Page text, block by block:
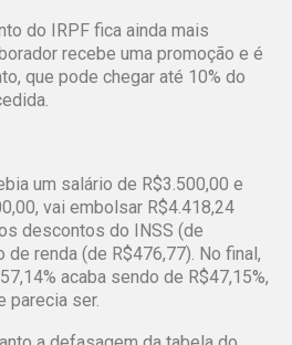
do IRPF fica ainda mais
recebe uma promoção e é
que pode chegar até 10% do
um salário de R$3.500,00 e
vai embolsar R$4.418,24
descontos do INSS (de
renda (de R$476,77). No final,
acaba sendo de R$47,15%,
parecia ser.